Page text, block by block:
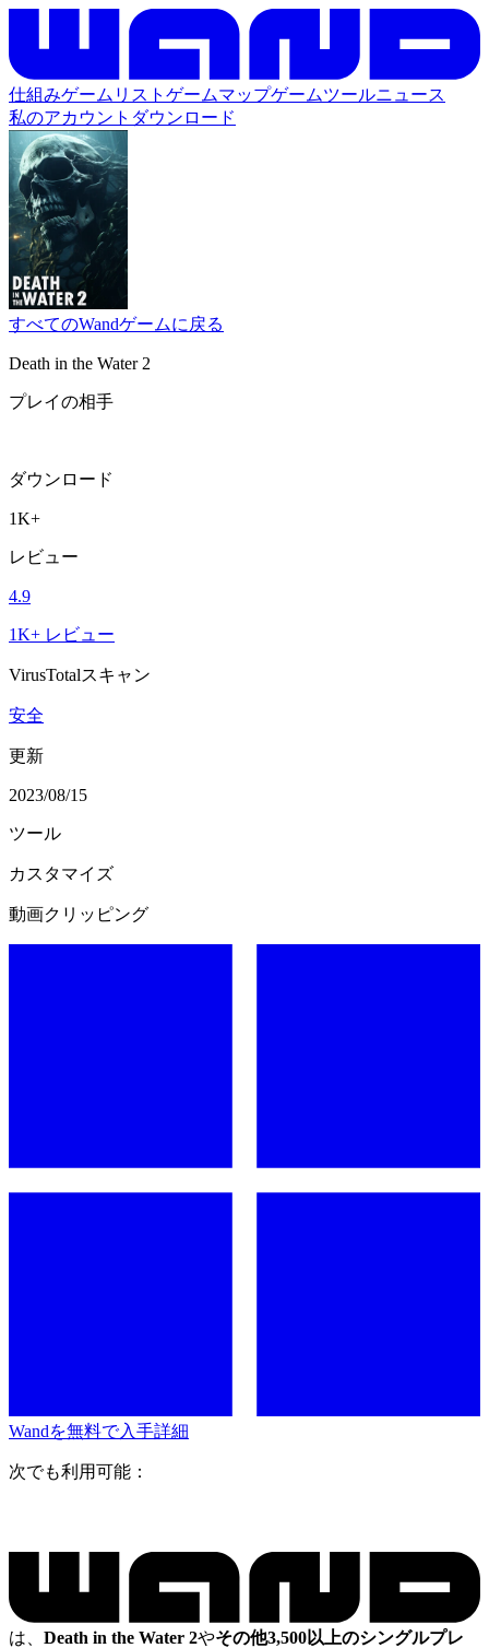
仕組みゲームリスト ゲームマップゲームツールニュース
私のアカウント ダウンロード
すべてのWandゲームに戻る
Death in the Water 2
プレイの相手
ダウンロード
1K+
レビュー
4.9
1K+ レビュー
VirusTotalスキャン
安全
更新
2023/08/15
ツール
カスタマイズ
動画クリッピング
Wandを無料で入手詳細
次でも利用可能：
は、 Death in the Water 2やその他3,500以上のシングルプレ